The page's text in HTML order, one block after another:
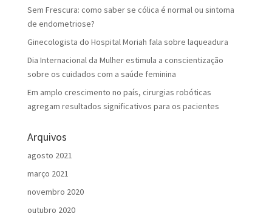
Sem Frescura: como saber se cólica é normal ou sintoma
de endometriose?
Ginecologista do Hospital Moriah fala sobre laqueadura
Dia Internacional da Mulher estimula a conscientização
sobre os cuidados com a saúde feminina
Em amplo crescimento no país, cirurgias robóticas
agregam resultados significativos para os pacientes
Arquivos
agosto 2021
março 2021
novembro 2020
outubro 2020